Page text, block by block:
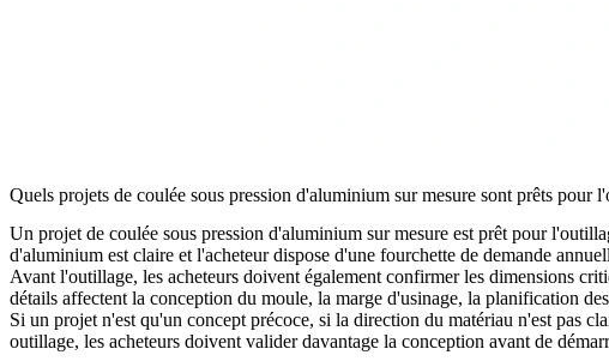
Quels projets de coulée sous pression d'aluminium sur mesure sont prêts pour
Un projet de coulée sous pression d'aluminium sur mesure est prêt pour
d'aluminium est claire et l'acheteur dispose d'une fourchette de demande
Avant l'outillage, les acheteurs doivent également confirmer les dimensions
détails affectent la conception du moule, la marge d'usinage, la planification
Si un projet n'est qu'un concept précoce, si la direction du matériau n'est pas
outillage, les acheteurs doivent valider davantage la conception avant de